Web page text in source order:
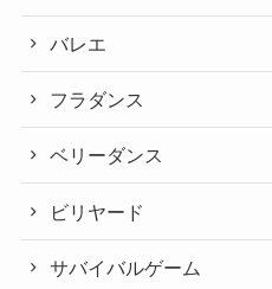
バレエ
フラダンス
ベリーダンス
ビリヤード
サバイバルゲーム